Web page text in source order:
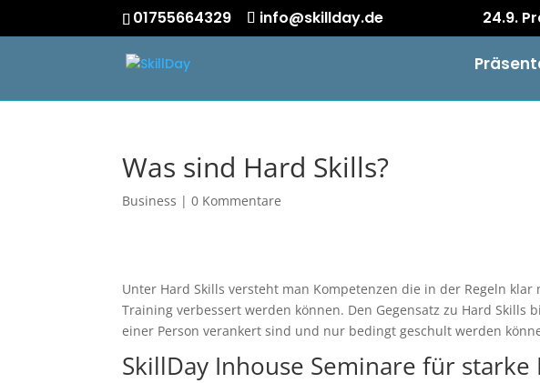
01755664329 info@skillday.de 24.9.
Was sind Hard Skills?
Business |0 Kommentare
Unter Hard Skills versteht man Kompetenzen die in der Regeln
Training verbessert werden können. Den Gegensatz zu Hard Skills
einer Person verankert sind und nur bedingt geschult werden
SkillDay Inhouse Seminare für starke